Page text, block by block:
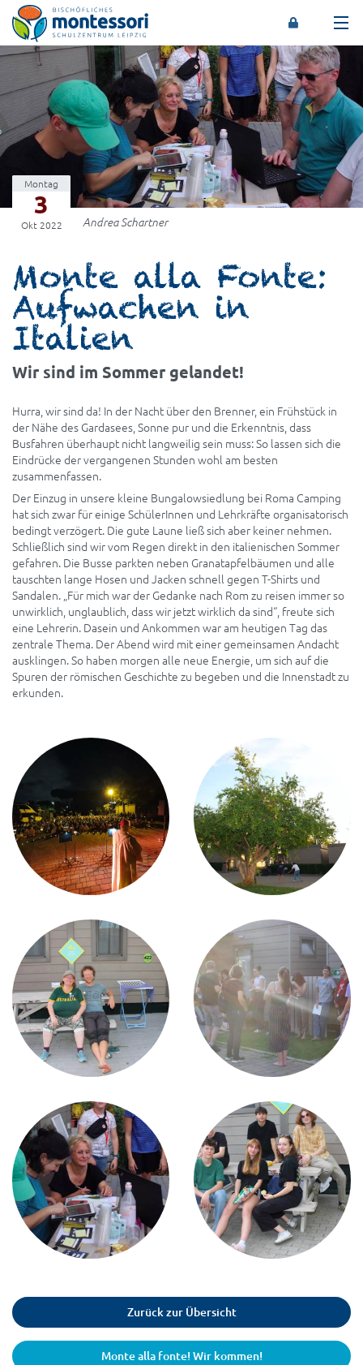
Montessori-Schulzentrum Leipzig
Montag
3
Okt 2022 Andrea Schartner
Monte alla Fonte:
Aufwachen in
Italien
Wir sind im Sommer gelandet!
Hurra, wir sind da! In der Nacht über den Brenner, ein Frühstück in
der Nähe des Gardasees, Sonne pur und die Erkenntnis, dass
Busfahren überhaupt nicht langweilig sein muss: So lassen sich die
Eindrücke der vergangenen Stunden wohl am besten
zusammenfassen.
Der Einzug in unsere kleine Bungalowsiedlung bei Roma Camping
hat sich zwar für einige SchülerInnen und Lehrkräfte organisatorisch
bedingt verzögert. Die gute Laune ließ sich aber keiner nehmen.
Schließlich sind wir vom Regen direkt in den italienischen Sommer
gefahren. Die Busse parkten neben Granatapfelbäumen und alle
tauschten lange Hosen und Jacken schnell gegen T-Shirts und
Sandalen. „Für mich war der Gedanke nach Rom zu reisen immer so
unwirklich, unglaublich, dass wir jetzt wirklich da sind“, freute sich
eine Lehrerin. Dasein und Ankommen war am heutigen Tag das
zentrale Thema. Der Abend wird mit einer gemeinsamen Andacht
ausklingen. So haben morgen alle neue Energie, um sich auf die
Spuren der römischen Geschichte zu begeben und die Innenstadt zu
erkunden.
Zurück zur Übersicht
Monte alla fonte! Wir kommen!